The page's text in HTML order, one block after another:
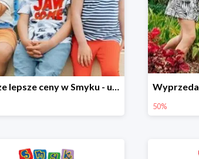
Jeszcze lepsze ceny w Smyku - ubrania i buty do -70%
50%